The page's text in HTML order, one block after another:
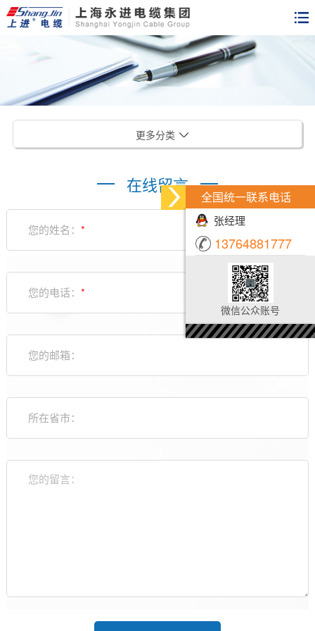
全国统一联系电话
张经理
13764881777
微信公众账号
更多分类
在线留言
您的姓名： *
您的电话： *
您的邮箱：
所在省市：